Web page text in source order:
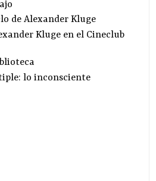
de Alexander Kluge
Kluge en el Cineclub
lo inconsciente